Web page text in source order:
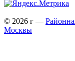
© 2026 г —
Москвы